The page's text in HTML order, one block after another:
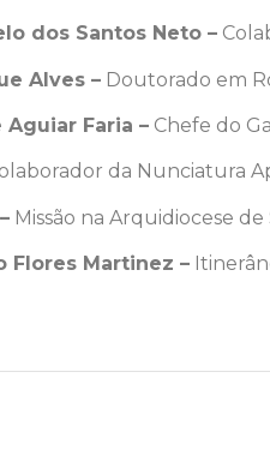
dos Santos Neto –
Alves – Doutorado em
Faria – Chefe do
da Nunciatura
Missão na Arquidiocese
Flores Martinez –